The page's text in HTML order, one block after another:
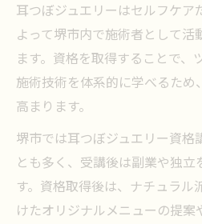
耳つぼジュエリーはセルフケ
よって堺市内で施術者として活
ます。資格を取得することで、
施術技術を体系的に学べるた
高まります。
堺市では耳つぼジュエリー資格
とも多く、受講後は副業や独
す。資格取得後は、ナチュラル
けたオリジナルメニューの提